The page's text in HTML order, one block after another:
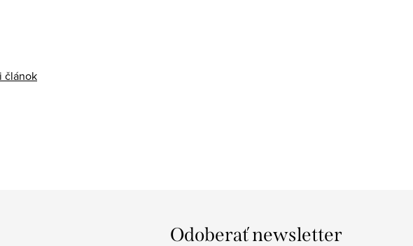
článok
Odoberať newsletter